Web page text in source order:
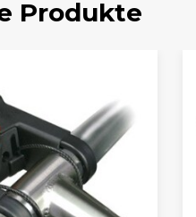
Produkte